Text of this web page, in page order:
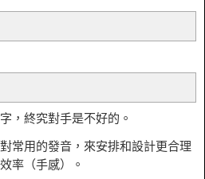
，終究對手是不好的。
常用的發音，來安排和設計更合理
率（手感）。